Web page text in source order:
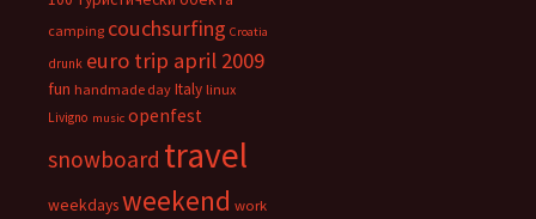
camping couchsurfing Croatia
drunk euro trip april 2009
fun handmade day Italy linux
Livigno music openfest
snowboard travel
weekdaysweekend work